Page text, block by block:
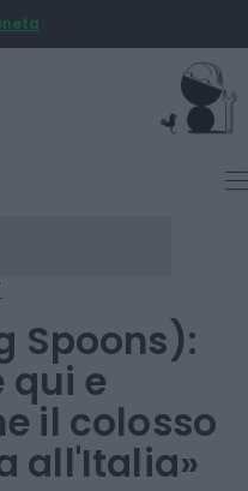
Spoons):
qui e
il colosso
all'Italia»